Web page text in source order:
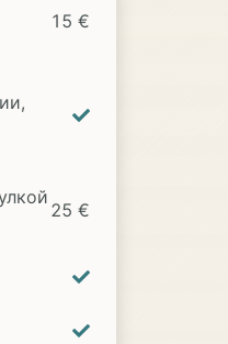
15 €
25 €